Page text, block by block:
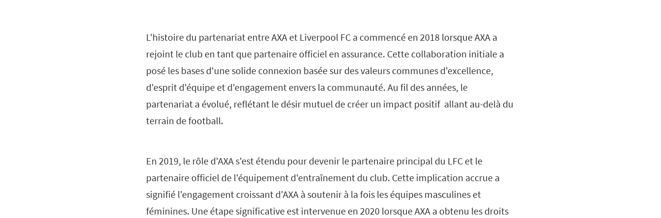
L'histoire du partenariat entre AXA et Liverpool FC a commencé en 2018 lorsque AXA a
rejoint le club en tant que partenaire officiel en assurance. Cette collaboration initiale a
posé les bases d'une solide connexion basée sur des valeurs communes d'excellence,
d'esprit d'équipe et d'engagement envers la communauté. Au fil des années, le
partenariat a évolué, reflétant le désir mutuel de créer un impact positif allant au-delà du
terrain de football.
En 2019, le rôle d'AXA s'est étendu pour devenir le partenaire principal du LFC et le
partenaire officiel de l'équipement d'entraînement du club. Cette implication accrue a
signifié l'engagement croissant d'AXA à soutenir à la fois les équipes masculines et
féminines. Une étape significative est intervenue en 2020 lorsque AXA a obtenu les droits